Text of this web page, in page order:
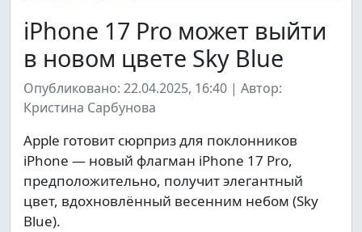
iPhone 17 Pro может выйти
в новом цвете Sky Blue
Опубликовано: 22.04.2025, 16:40 | Автор:
Кристина Сарбунова
Apple готовит сюрприз для поклонников
iPhone — новый флагман iPhone 17 Pro,
предположительно, получит элегантный
цвет, вдохновлённый весенним небом (Sky
Blue).